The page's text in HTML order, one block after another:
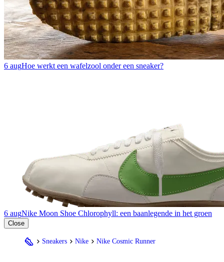
6 augHoe werkt een wafelzool onder een sneaker?
6 augNike Moon Shoe Chlorophyll: een baanlegende in het groen
Close
Sneakers Nike Nike Cosmic Runner